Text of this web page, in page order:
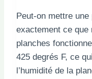
Peut-on mettre
exactement ce que
planches
425 degrés F, ce
l’humidité de la